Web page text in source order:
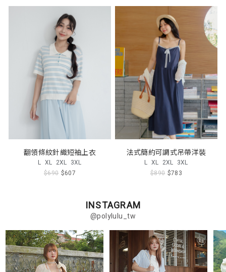
翻領條紋針織短袖上衣
L XL 2XL 3XL
$690 $607
法式簡約可調式吊帶洋裝
L XL 2XL 3XL
$890 $783
INSTAGRAM
@polylulu_tw